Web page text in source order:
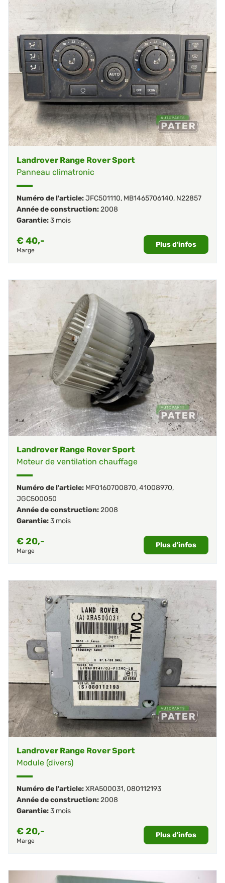
Landrover Range Rover Sport
Panneau climatronic
Numéro de l'article:JFC501110, MB1465706140, N22857
Année de construction:2008
Garantie:3 mois
€40,-
Marge
Plus d'infos
Landrover Range Rover Sport
Moteur de ventilation chauffage
Numéro de l'article: MF0160700870,41008970,
JGC500050
Année de construction:2008
Garantie:3 mois
€20,-
Marge
Plus d'infos
Landrover Range Rover Sport
Module (divers)
Numéro de l'article:XRA500031,080112193
Année de construction:2008
Garantie:3 mois
€20,-
Marge
Plus d'infos